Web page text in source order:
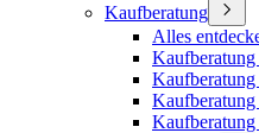
Kaufberatung
Alles
Kaufberatung